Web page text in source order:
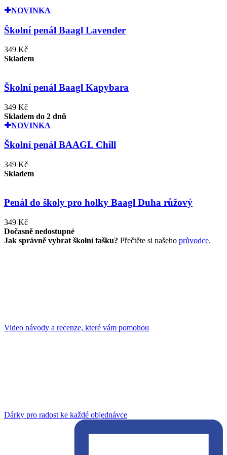
NOVINKA
Školní penál Baagl Lavender
349 Kč
Skladem
Školní penál Baagl Kapybara
349 Kč
Skladem do 2 dnů
NOVINKA
Školní penál BAAGL Chill
349 Kč
Skladem
Penál do školy pro holky Baagl Duha růžový
349 Kč
Dočasně nedostupné
Jak správně vybrat školní tašku? Přečtěte si našeho průvodce.
Video návody a recenze, které vám pomohou
Dárky pro radost ke každé objednávce